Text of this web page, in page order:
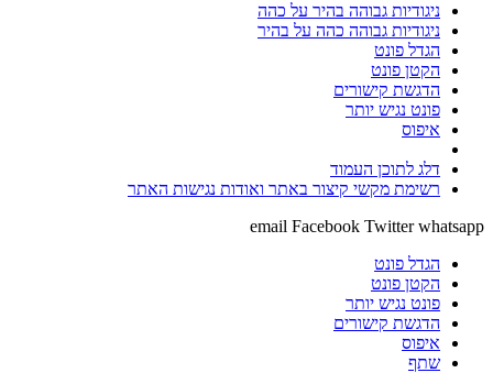
ניגודיות גבוהה בהיר על כהה
ניגודיות גבוהה כהה על בהיר
הגדל פונט
הקטן פונט
הדגשת קישורים
פונט נגיש יותר
איפוס
דלג לתוכן העמוד
רשימת מקשי קיצור באתר ואודות נגישות האתר
email Facebook Twitter whatsapp
הגדל פונט
הקטן פונט
פונט נגיש יותר
הדגשת קישורים
איפוס
שתף